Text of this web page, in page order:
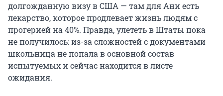
долгожданную визу в США — там для Ани есть
лекарство, которое продлевает жизнь людям с
прогерией на 40%. Правда, улететь в Штаты пока
не получилось: из-за сложностей с документами
школьница не попала в основной состав
испытуемых и сейчас находится в листе
ожидания.